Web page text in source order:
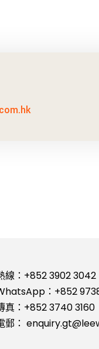
線：+852 3902 3042
：+852
真：+852 3740 3160
郵：